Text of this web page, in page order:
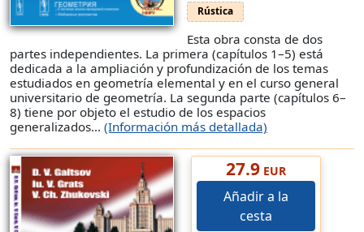
Rústica
Esta obra consta de dos
partes independientes. La primera (capítulos 1–5) está
dedicada a la ampliación y profundización de los temas
estudiados en geometría elemental y en el curso general
universitario de geometría. La segunda parte (capítulos 6–
8) tiene por objeto el estudio de los espacios
generalizados... (Información más detallada)
27.9EUR
Añadir a la
cesta